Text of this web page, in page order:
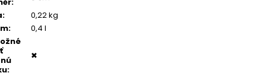
:
0,22 kg
:
0,4 l
:
✖